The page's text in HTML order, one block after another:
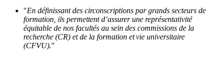
"En définissant des circonscriptions par grands secteurs de
formation, ils permettent d’assurer une représentativité
équitable de nos facultés au sein des commissions de la
recherche (CR) et de la formation et vie universitaire
(CFVU)."